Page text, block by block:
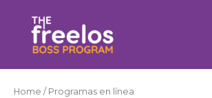
contenido
Home / Programas en línea